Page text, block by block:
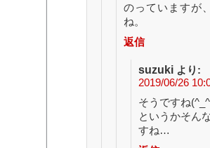
のっていますが
ね。
返信
suzuki より:
2019/06/26
そうですね
というかそん
すね…